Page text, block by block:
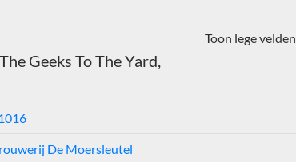
Geeks To The Yard,
Toon lege velden
De Moersleutel